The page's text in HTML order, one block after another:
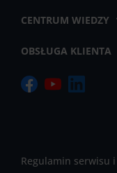
CENTRUM WIEDZY
OBSŁUGA KLIENTA
Regulamin serwisu